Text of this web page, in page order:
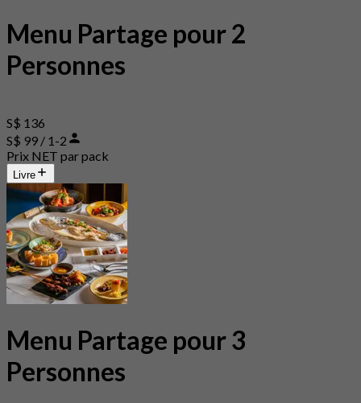
Menu Partage pour 2
Personnes
S$ 136
S$ 99 / 1-2
Prix NET par pack
Livre
Menu Partage pour 3
Personnes